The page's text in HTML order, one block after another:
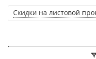
Скидки на листовой